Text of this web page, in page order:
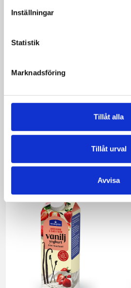
Inställningar
Statistik
Marknadsföring
Tillåt alla
Tillåt urval
Avvisa
3,5% Hallon-